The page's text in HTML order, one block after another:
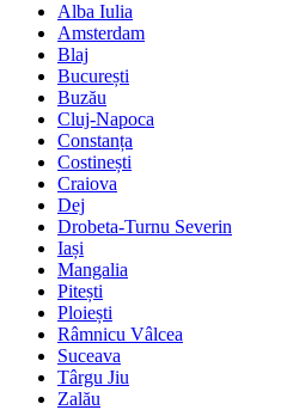
Alba Iulia
Amsterdam
Blaj
București
Buzău
Cluj-Napoca
Constanța
Costinești
Craiova
Dej
Drobeta-Turnu Severin
Iași
Mangalia
Pitești
Ploiești
Râmnicu Vâlcea
Suceava
Târgu Jiu
Zalău